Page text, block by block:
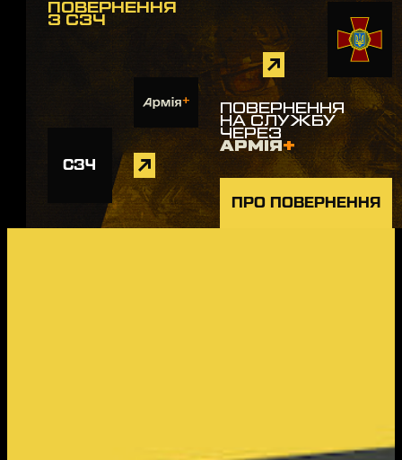
ПОВЕРНЕННЯ
З СЗЧ
ПОВЕРНЕННЯ
НА СЛУЖБУ
ЧЕРЕЗ
АРМІЯ+
СЗЧ
ПРО ПОВЕРНЕННЯ